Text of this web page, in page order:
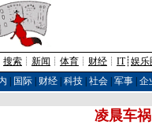
搜索 ┊ 新闻 ┊ 体育 ┊ 财经 ┊ IT┊ 娱乐
国际| 财经| 科技| 社会| 军事| 企
凌晨车祸